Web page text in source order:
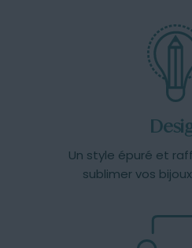
Un style épuré et
sublimer vos